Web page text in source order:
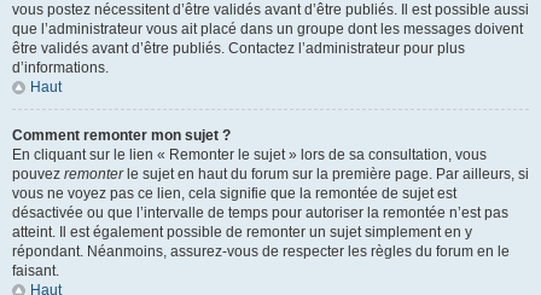
vous postez nécessitent d’être validés avant d’être publiés. Il est possible aussi
que l’administrateur vous ait placé dans un groupe dont les messages doivent
être validés avant d’être publiés. Contactez l’administrateur pour plus
d’informations.
Haut
Comment remonter mon sujet ?
En cliquant sur le lien « Remonter le sujet » lors de sa consultation, vous
pouvez remonterle sujet en haut du forum sur la première page. Par ailleurs, si
vous ne voyez pas ce lien, cela signifie que la remontée de sujet est
désactivée ou que l’intervalle de temps pour autoriser la remontée n’est pas
atteint. Il est également possible de remonter un sujet simplement en y
répondant. Néanmoins, assurez-vous de respecter les règles du forum en le
faisant.
Haut